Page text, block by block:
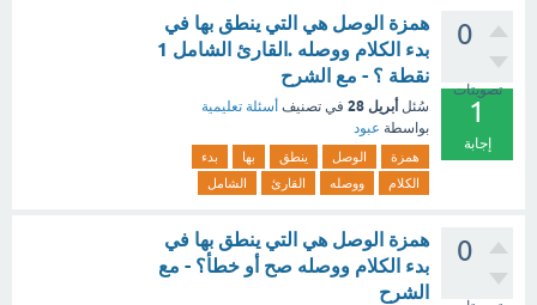
0
تصويتات
1
إجابة
همزة الوصل هي التي ينطق بها في
بدء الكلام ووصله .القارئ الشامل 1
نقطة ؟ - مع الشرح
سُئل أبريل 28 في تصنيف أسئلة تعليمية
بواسطة عبود
همزة الوصل ينطق بها
بدء
الكلام
ووصله القارئ الشامل
0
همزة الوصل هي التي ينطق بها في
بدء الكلام ووصله صح أو خطأ؟ - مع
الشرح